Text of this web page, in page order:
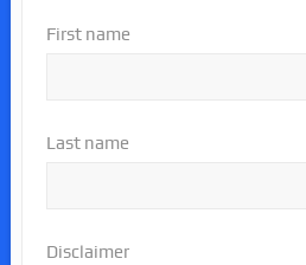
First name
Last name
Disclaimer